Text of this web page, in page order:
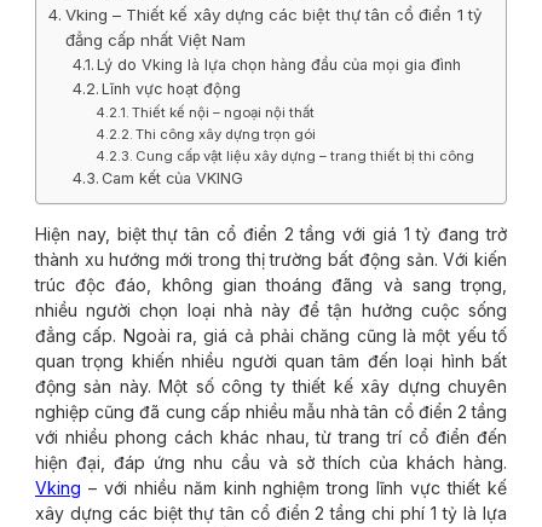
Vking – Thiết kế xây dựng các biệt thự tân cổ điển 1 tỷ
đẳng cấp nhất Việt Nam
Lý do Vking là lựa chọn hàng đầu của mọi gia đình
Lĩnh vực hoạt động
Thiết kế nội – ngoại nội thất
Thi công xây dựng trọn gói
Cung cấp vật liệu xây dựng – trang thiết bị thi công
Cam kết của VKING
Hiện nay, biệt thự tân cổ điển 2 tầng với giá 1 tỷ đang trở
thành xu hướng mới trong thị trường bất động sản. Với kiến
trúc độc đáo, không gian thoáng đãng và sang trọng,
nhiều người chọn loại nhà này để tận hưởng cuộc sống
đẳng cấp. Ngoài ra, giá cả phải chăng cũng là một yếu tố
quan trọng khiến nhiều người quan tâm đến loại hình bất
động sản này. Một số công ty thiết kế xây dựng chuyên
nghiệp cũng đã cung cấp nhiều mẫu nhà tân cổ điển 2 tầng
với nhiều phong cách khác nhau, từ trang trí cổ điển đến
hiện đại, đáp ứng nhu cầu và sở thích của khách hàng.
Vking – với nhiều năm kinh nghiệm trong lĩnh vực thiết kế
xây dựng các biệt thự tân cổ điển 2 tầng chi phí 1 tỷ là lựa